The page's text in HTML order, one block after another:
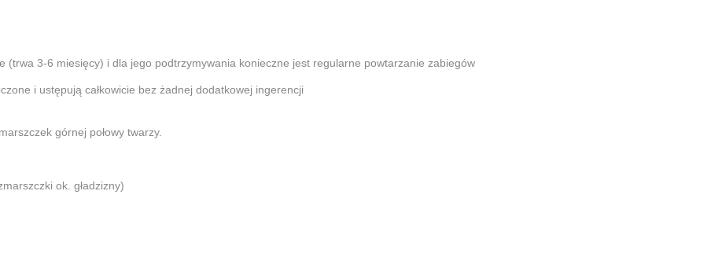
(trwa 3-6 miesięcy) i dla jego podtrzymywania konieczne jest regularne powtarzanie zabiegów
i ustępują całkowicie bez żadnej dodatkowej ingerencji
górnej połowy twarzy.
ok. gładzizny)